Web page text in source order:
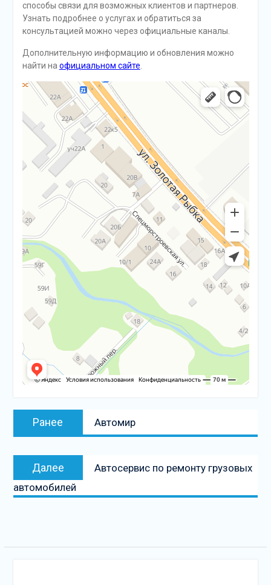
способы связи для возможных клиентов и партнеров.
Узнать подробнее о услугах и обратиться за
консультацией можно через официальные каналы.
Дополнительную информацию и обновления можно
найти наофициальном сайте.
Навигация
Ранее
Предыдущая
запись:
Автомир
Далее
Следующая
запись
Автосервис по ремонту грузовых
автомобилей